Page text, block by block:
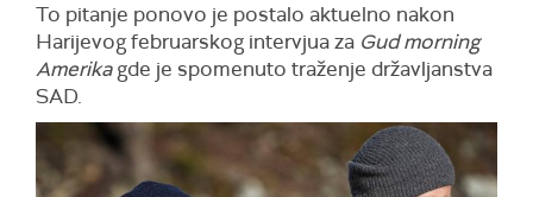
To pitanje ponovo je postalo aktuelno nakon
Harijevog februarskog intervjua za Gud morning
Amerikagde je spomenuto traženje državljanstva
SAD.